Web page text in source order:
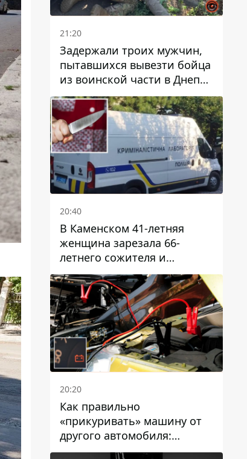
21:20
Задержали троих мужчин,
пытавшихся вывезти бойца
из воинской части в Днепр
за 7 тысяч долларов: среди
них был врач
20:40
В Каменском 41-летняя
женщина зарезала 66-
летнего сожителя и
пыталась обмануть
полицейских
20:20
Как правильно
«прикуривать» машину от
другого автомобиля:
инструкция для водителей